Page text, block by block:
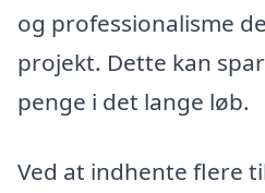
og professionalisme
projekt. Dette kan
penge i det lange løb.
Ved at indhente flere